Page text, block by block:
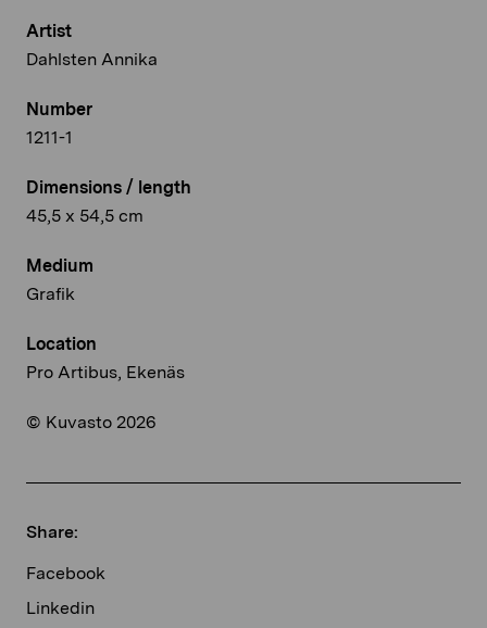
Artist
Dahlsten Annika
Number
1211-1
Dimensions / length
45,5 x 54,5 cm
Medium
Grafik
Location
Pro Artibus, Ekenäs
© Kuvasto 2026
Share:
Facebook
Linkedin